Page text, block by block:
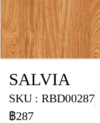
SALVIA
SKU : RBD00287
฿287